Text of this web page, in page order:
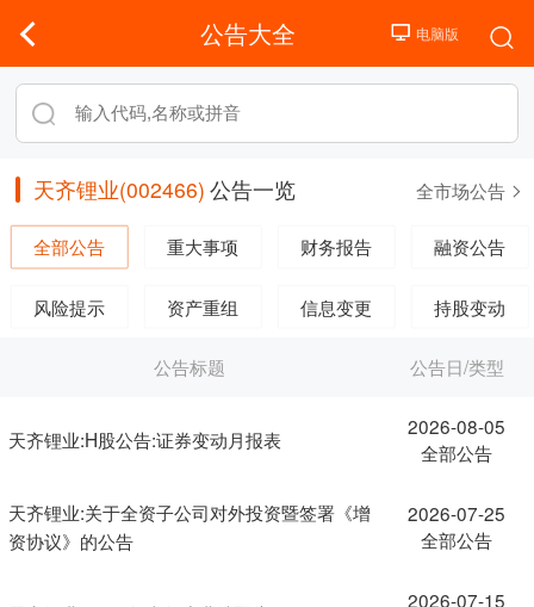
公告大全
天齐锂业(002466) 公告一览 全市场公告
全部公告 重大事项 财务报告 融资公告
风险提示 资产重组 信息变更 持股变动
公告标题 公告日/类型
天齐锂业:H股公告:证券变动月报表
2026-08-05
全部公告
天齐锂业:关于全资子公司对外投资暨签署《增
资协议》的公告
2026-07-25
全部公告
2026-07-15